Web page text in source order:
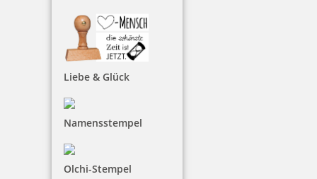
Liebe & Glück
Namensstempel
Olchi-Stempel
Jetzt gestalten
Holz Motivstempel Motiv Q9 Bücherwurm